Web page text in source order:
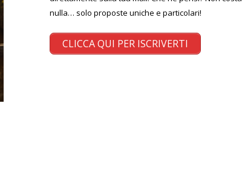
nulla… solo proposte uniche e particolari!
CLICCA QUI PER ISCRIVERTI